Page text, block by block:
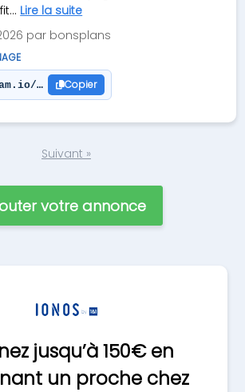
Lire la suite
par bonsplans
d6xVGxrj
Copier
Suivant »
votre annonce
jusqu’à 150€ en
un proche chez